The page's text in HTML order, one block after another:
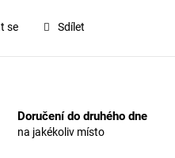
se Sdílet
Doručení do druhého dne
na jakékoliv místo